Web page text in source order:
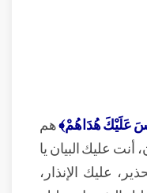
عَلَيْكَ هُدَاهُمْ﴾هم
أنت عليك البيان يا
عليك الإنذار،